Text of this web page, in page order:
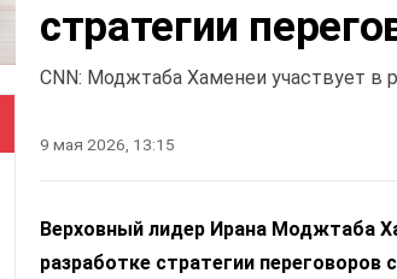
стратегии
CNN: Моджтаба Хаменеи участвует в
9 мая 2026, 13:15
Верховный лидер Ирана Моджтаба
разработке стратегии